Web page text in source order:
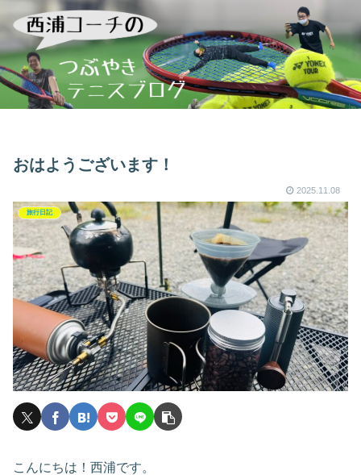
おはようございます！
2025.11.08
旅行日記
こんにちは！西浦です。